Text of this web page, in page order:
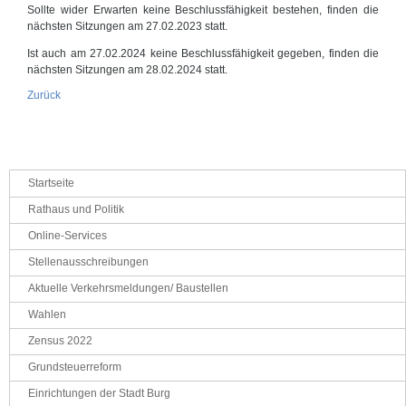
Sollte wider Erwarten keine Beschlussfähigkeit bestehen, finden die
nächsten Sitzungen am 27.02.2023 statt.
Ist auch am 27.02.2024 keine Beschlussfähigkeit gegeben, finden die
nächsten Sitzungen am 28.02.2024 statt.
Zurück
Navigation
überspringen
Startseite
Rathaus und Politik
Online-Services
Stellenausschreibungen
Aktuelle Verkehrsmeldungen/ Baustellen
Wahlen
Zensus 2022
Grundsteuerreform
Einrichtungen der Stadt Burg